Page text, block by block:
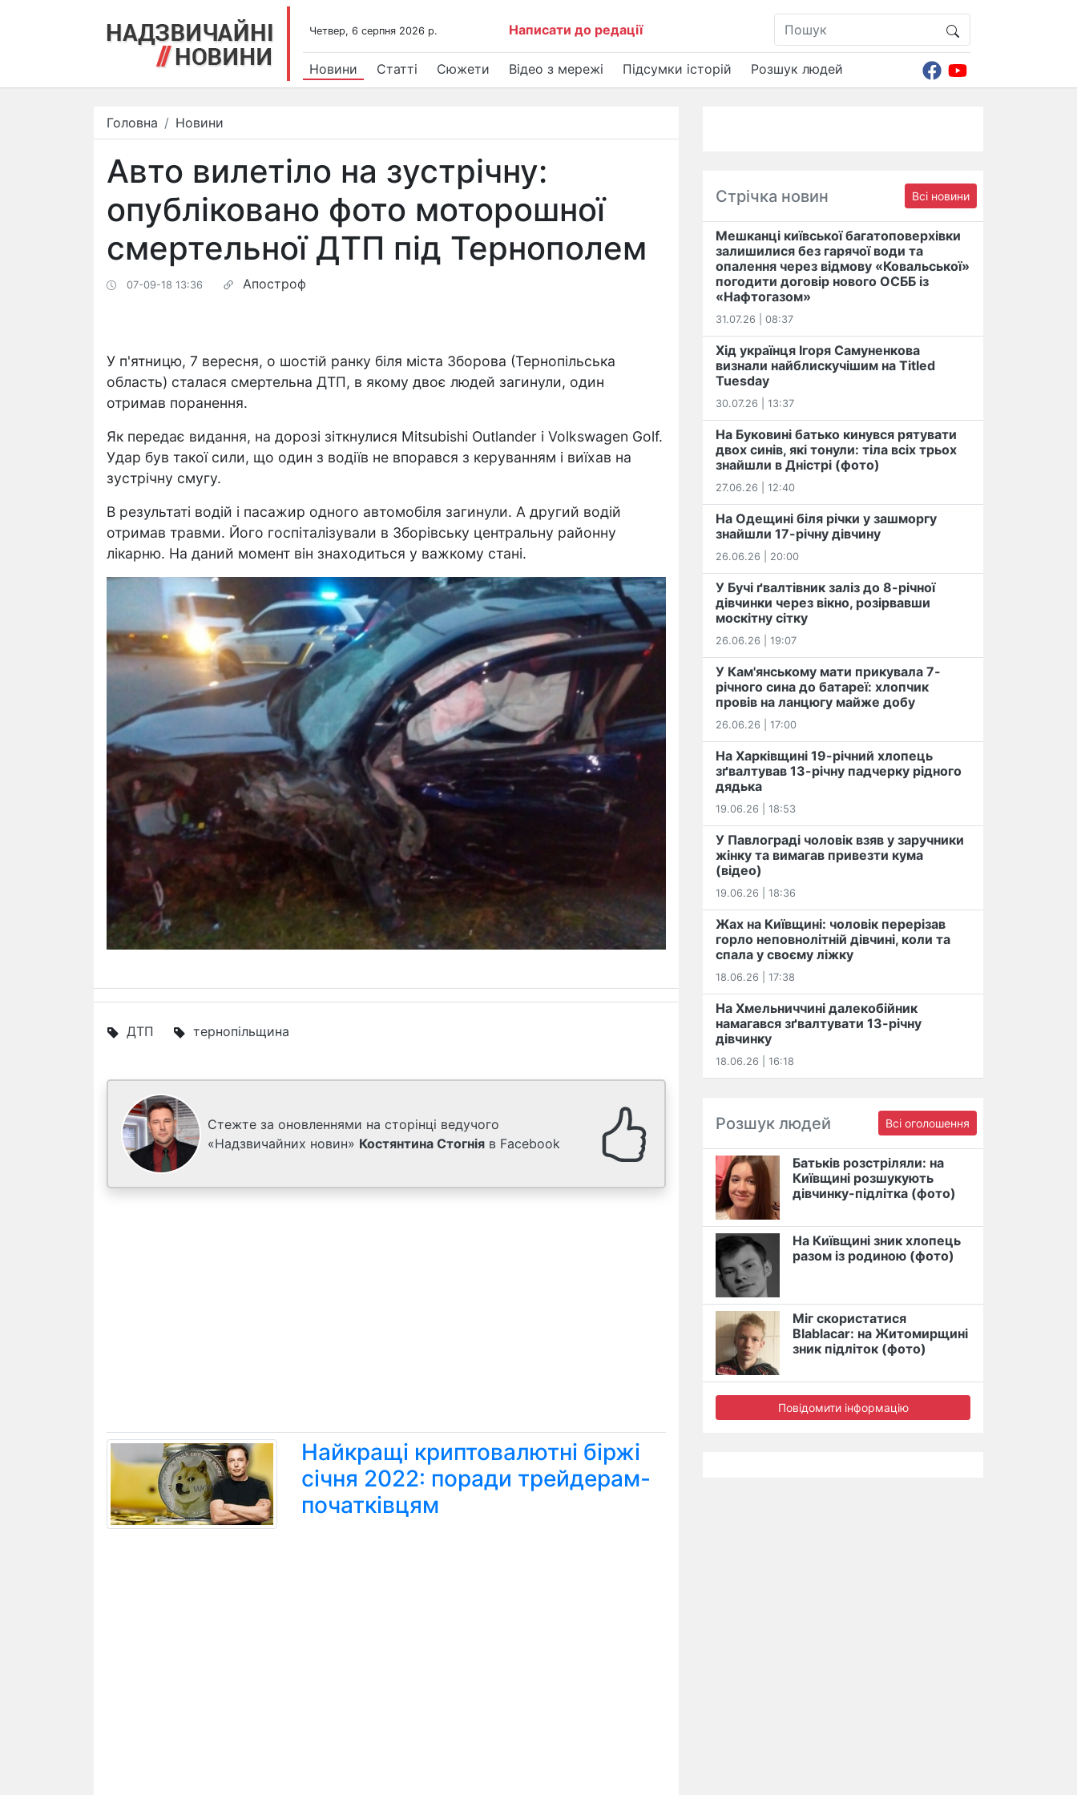
Четвер, 6 серпня 2026 р. Написати до редації
Новини Статті Сюжети Відео з мережі Підсумки історій Розшук людей
Головна Новини
Авто вилетіло на зустрічну:
опубліковано фото моторошної
смертельної ДТП під Тернополем
07-09-18 13:36 Апостроф
У п'ятницю, 7 вересня, о шостій ранку біля міста Зборова (Тернопільська
область) сталася смертельна ДТП, в якому двоє людей загинули, один
отримав поранення.
Як передає видання, на дорозі зіткнулися Mitsubishi Outlander і Volkswagen Golf.
Удар був такої сили, що один з водіїв не впорався з керуванням і виїхав на
зустрічну смугу.
В результаті водій і пасажир одного автомобіля загинули. А другий водій
отримав травми. Його госпіталізували в Зборівську центральну районну
лікарню. На даний момент він знаходиться у важкому стані.
ДТП тернопільщина
Стежте за оновленнями на сторінці ведучого
«Надзвичайних новин» Костянтина Стогнія в Facebook
Найкращі криптовалютні біржі
січня 2022: поради трейдерам-
початківцям
Стрічка новин Всі новини
Мешканці київської багатоповерхівки
залишилися без гарячої води та
опалення через відмову «Ковальської»
погодити договір нового ОСББ із
«Нафтогазом»
31.07.26 | 08:37
Хід українця Ігоря Самуненкова
визнали найблискучішим на Titled
Tuesday
30.07.26 | 13:37
На Буковині батько кинувся рятувати
двох синів, які тонули: тіла всіх трьох
знайшли в Дністрі (фото)
27.06.26 | 12:40
На Одещині біля річки у зашморгу
знайшли 17-річну дівчину
26.06.26 | 20:00
У Бучі ґвалтівник заліз до 8-річної
дівчинки через вікно, розірвавши
москітну сітку
26.06.26 | 19:07
У Кам'янському мати прикувала 7-
річного сина до батареї: хлопчик
провів на ланцюгу майже добу
26.06.26 | 17:00
На Харківщині 19-річний хлопець​
️зґвалтував 13-річну падчерку рідного
дядька
19.06.26 | 18:53
У Павлограді чоловік взяв у заручники
жінку та вимагав привезти кума
(відео)
19.06.26 | 18:36
Жах на Київщині: чоловік перерізав
горло неповнолітній дівчині, коли та
спала у своєму ліжку
18.06.26 | 17:38
На Хмельниччині далекобійник
намагався зґвалтувати 13-річну
дівчинку
18.06.26 | 16:18
Розшук людей Всі оголошення
Батьків розстріляли: на
Київщині розшукують
дівчинку-підлітка (фото)
На Київщині зник хлопець
разом із родиною (фото)
Міг скористатися
Blablacar: на Житомирщині
зник підліток (фото)
Повідомити інформацію